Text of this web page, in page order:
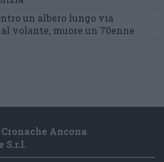
un albero lungo via
volante, muore un 70enne
Ancona
S.r.l.